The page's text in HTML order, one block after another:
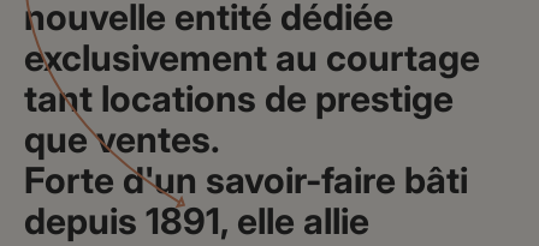
nouvelle entité dédiée
exclusivement au courtage
tant locations de prestige
que ventes.
Forte d'un savoir-faire bâti
depuis 1891, elle allie